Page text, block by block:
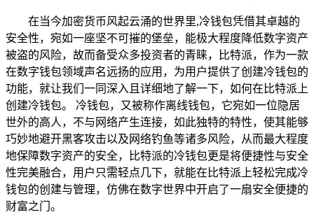
在当今加密货币风起云涌的世界里,冷钱包凭借其卓越的
安全性，宛如一座坚不可摧的堡垒，能极大程度降低数字资产
被盗的风险，故而备受众多投资者的青睐，比特派，作为一款
在数字钱包领域声名远扬的应用，为用户提供了创建冷钱包的
功能，就让我们一同深入且详细地了解一下，如何在比特派上
创建冷钱包。 冷钱包，又被称作离线钱包，它宛如一位隐居
世外的高人，不与网络产生连接，如此独特的特性，使其能够
巧妙地避开黑客攻击以及网络钓鱼等诸多风险，从而最大程度
地保障数字资产的安全，比特派的冷钱包更是将便捷性与安全
性完美融合，用户只需轻点几下，就能在比特派上轻松完成冷
钱包的创建与管理，仿佛在数字世界中开启了一扇安全便捷的
财富之门。